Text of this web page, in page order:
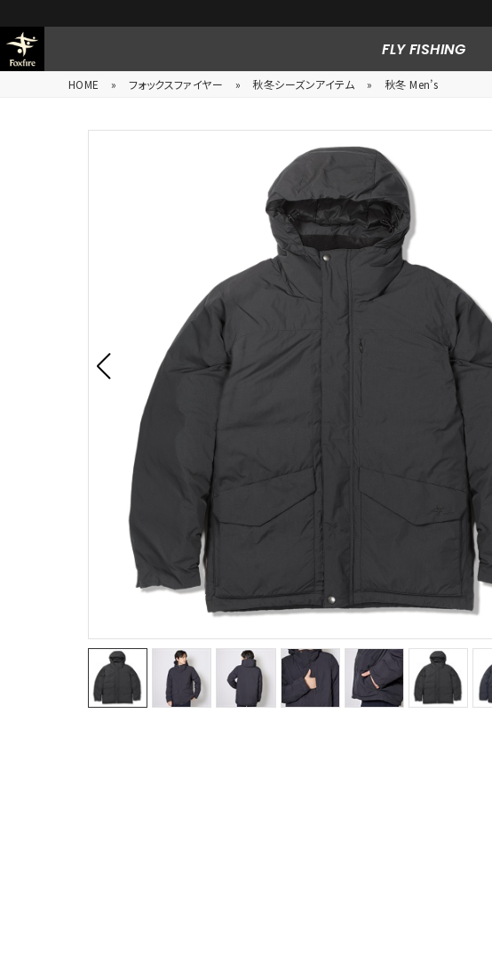
FLY FISHING
HOME » フォックスファイヤー » 秋冬シーズンアイテム » 秋冬 Men’s